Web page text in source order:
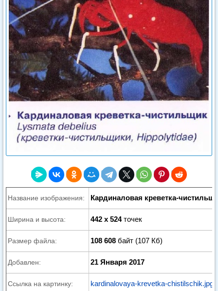
Название изображения: Кардиналовая креветка-
Ширина и высота: 442 x 524точек
Размер файла: 108 608 байт (107 Кб)
Добавлен: 21 Января 2017
Ссылка на картинку: kardinalovaya-krevetka-chistilschik.jpg